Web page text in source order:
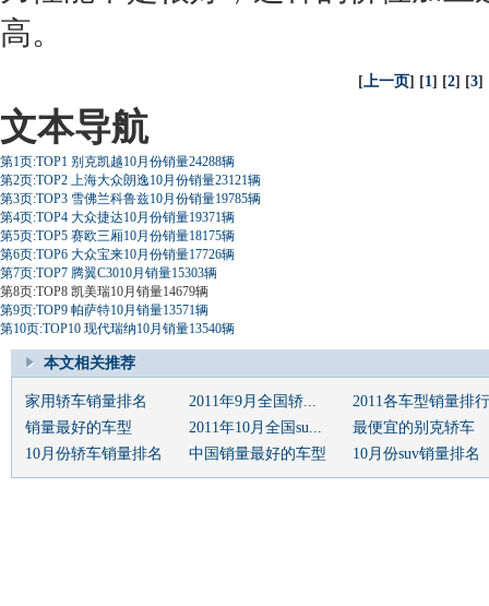
高。
[上一页] [1] [2] [3]
文本导航
第1页:TOP1 别克凯越10月份销量24288辆
第2页:TOP2 上海大众朗逸10月份销量23121辆
第3页:TOP3 雪佛兰科鲁兹10月份销量19785辆
第4页:TOP4 大众捷达10月份销量19371辆
第5页:TOP5 赛欧三厢10月份销量18175辆
第6页:TOP6 大众宝来10月份销量17726辆
第7页:TOP7 腾翼C3010月销量15303辆
第8页:TOP8 凯美瑞10月销量14679辆
第9页:TOP9 帕萨特10月销量13571辆
第10页:TOP10 现代瑞纳10月销量13540辆
本文相关推荐
家用轿车销量排名 2011年9月全国轿...
2011各车型销量排行
销量最好的车型
2011年10月全国su...
最便宜的别克轿车
10月份轿车销量排名
中国销量最好的车型 10月份suv销量排名